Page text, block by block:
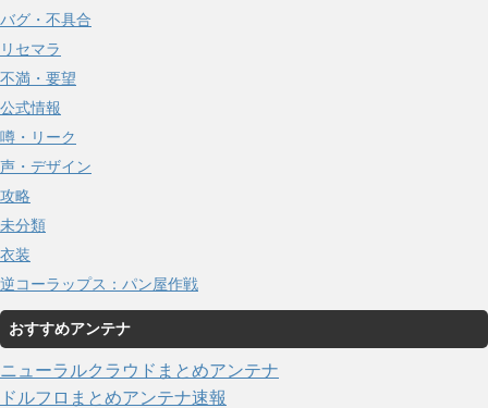
バグ・不具合
リセマラ
不満・要望
公式情報
噂・リーク
声・デザイン
攻略
未分類
衣装
逆コーラップス：パン屋作戦
おすすめアンテナ
ニューラルクラウドまとめアンテナ
ドルフロまとめアンテナ速報